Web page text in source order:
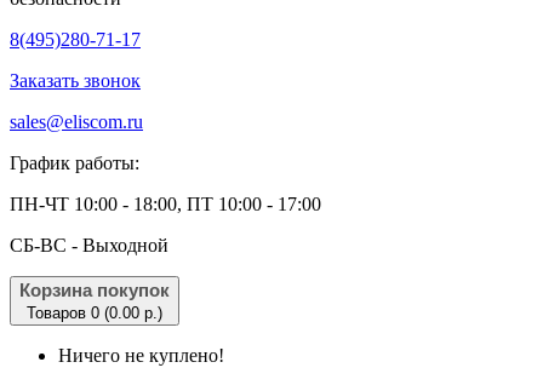
8(495)280-71-17
Заказать звонок
sales@eliscom.ru
График работы:
ПН-ЧТ 10:00 - 18:00, ПТ 10:00 - 17:00
CБ-ВС - Выходной
Корзина покупок
Товаров 0 (0.00 р.)
Ничего не куплено!